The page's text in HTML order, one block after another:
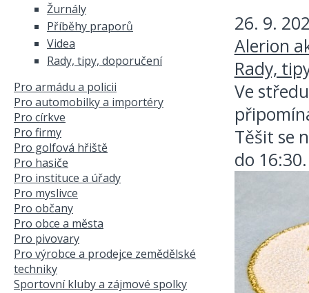
26. 9.
Alerion
Rady,
Ve
Těšit se
do 16:30.
Žurnály
Příběhy praporů
Videa
Rady, tipy, doporučení
Pro armádu a policii
Pro automobilky a importéry
Pro církve
Pro firmy
Pro golfová hřiště
Pro hasiče
Pro instituce a úřady
Pro myslivce
Pro občany
Pro obce a města
Pro pivovary
Pro výrobce a prodejce zemědělské
techniky
Sportovní kluby a zájmové spolky